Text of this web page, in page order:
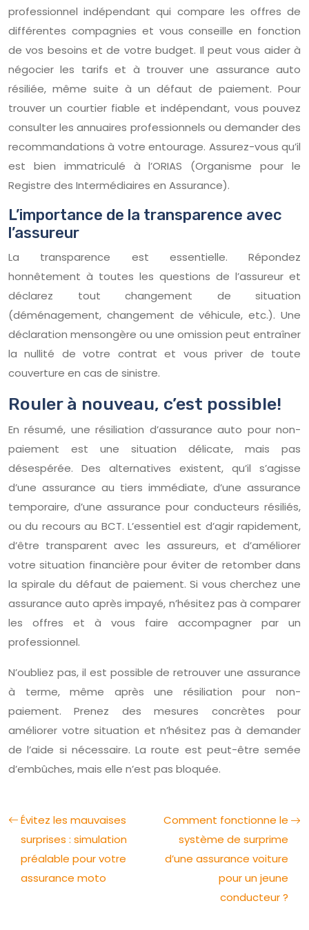
professionnel indépendant qui compare les offres de
différentes compagnies et vous conseille en fonction
de vos besoins et de votre budget. Il peut vous aider à
négocier les tarifs et à trouver une assurance auto
résiliée, même suite à un défaut de paiement. Pour
trouver un courtier fiable et indépendant, vous pouvez
consulter les annuaires professionnels ou demander des
recommandations à votre entourage. Assurez-vous qu’il
est bien immatriculé à l’ORIAS (Organisme pour le
Registre des Intermédiaires en Assurance).
L’importance de la transparence avec
l’assureur
La transparence est essentielle. Répondez
honnêtement à toutes les questions de l’assureur et
déclarez tout changement de situation
(déménagement, changement de véhicule, etc.). Une
déclaration mensongère ou une omission peut entraîner
la nullité de votre contrat et vous priver de toute
couverture en cas de sinistre.
Rouler à nouveau, c’est possible!
En résumé, une résiliation d’assurance auto pour non-
paiement est une situation délicate, mais pas
désespérée. Des alternatives existent, qu’il s’agisse
d’une assurance au tiers immédiate, d’une assurance
temporaire, d’une assurance pour conducteurs résiliés,
ou du recours au BCT. L’essentiel est d’agir rapidement,
d’être transparent avec les assureurs, et d’améliorer
votre situation financière pour éviter de retomber dans
la spirale du défaut de paiement. Si vous cherchez une
assurance auto après impayé, n’hésitez pas à comparer
les offres et à vous faire accompagner par un
professionnel.
N’oubliez pas, il est possible de retrouver une assurance
à terme, même après une résiliation pour non-
paiement. Prenez des mesures concrètes pour
améliorer votre situation et n’hésitez pas à demander
de l’aide si nécessaire. La route est peut-être semée
d’embûches, mais elle n’est pas bloquée.
Évitez les mauvaises
surprises : simulation
préalable pour votre
assurance moto
Comment fonctionne le
système de surprime
d’une assurance voiture
pour un jeune
conducteur ?